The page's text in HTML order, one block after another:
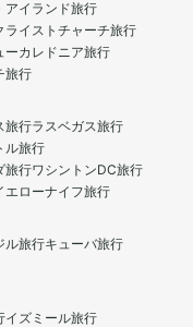
アイランド旅行
ライストチャーチ旅行
ーカレドニア旅行
旅行
旅行ラスベガス旅行
ル旅行
旅行ワシントンDC旅行
エローナイフ旅行
ル旅行キューバ旅行
イズミール旅行